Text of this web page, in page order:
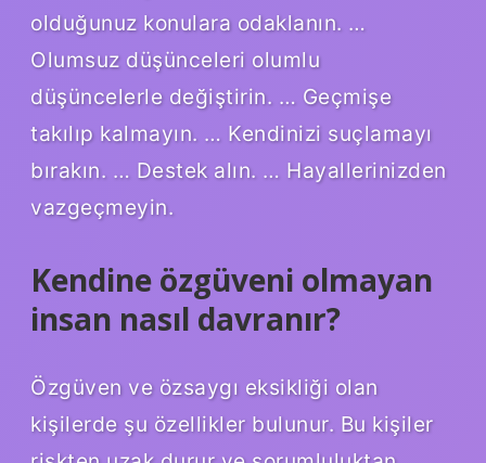
olduğunuz konulara odaklanın. …
Olumsuz düşünceleri olumlu
düşüncelerle değiştirin. … Geçmişe
takılıp kalmayın. … Kendinizi suçlamayı
bırakın. … Destek alın. … Hayallerinizden
vazgeçmeyin.
Kendine özgüveni olmayan
insan nasıl davranır?
Özgüven ve özsaygı eksikliği olan
kişilerde şu özellikler bulunur. Bu kişiler